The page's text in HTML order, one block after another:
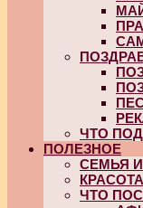
ЧТО
ПОЛЕЗНОЕ
СЕМЬЯ
ЧТО